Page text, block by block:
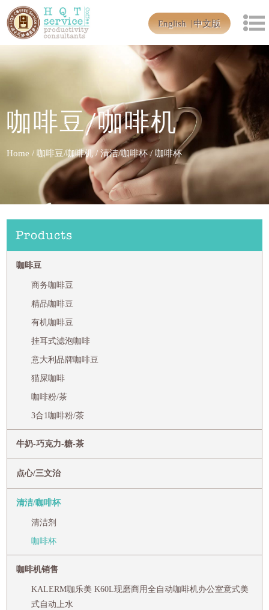
English 中文版
咖啡豆/咖啡机
Home / 咖啡豆/咖啡机/清洁/咖啡杯/ 咖啡杯
Products
咖啡豆
商务咖啡豆
精品咖啡豆
有机咖啡豆
挂耳式滤泡咖啡
意大利品牌咖啡豆
猫屎咖啡
咖啡粉/茶
3合1咖啡粉/茶
牛奶-巧克力-糖-茶
点心/三文治
清洁/咖啡杯
清洁剂
咖啡杯
咖啡机销售
KALERM咖乐美 K60L现磨商用全自动咖啡机办公室意式美
式自动上水